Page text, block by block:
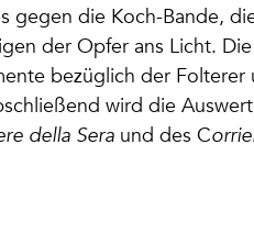
gegen die Koch-Bande,
der Opfer ans Licht.
bezüglich der Folterer
wird die
della Sera und des C